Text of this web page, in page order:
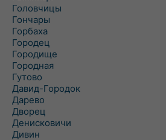
Головчицы
Гончары
Горбаха
Городец
Городище
Городная
Гутово
Давид-Городок
Дарево
Дворец
Денисковичи
Дивин